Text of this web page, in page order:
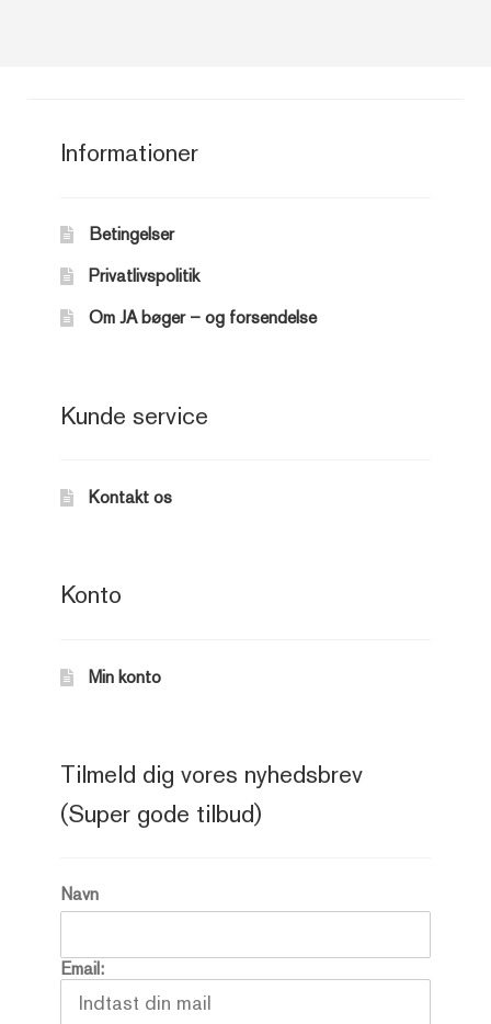
Informationer
Betingelser
Privatlivspolitik
Om JA bøger – og forsendelse
Kunde service
Kontakt os
Konto
Min konto
Tilmeld dig vores nyhedsbrev
(Super gode tilbud)
Navn
Email: